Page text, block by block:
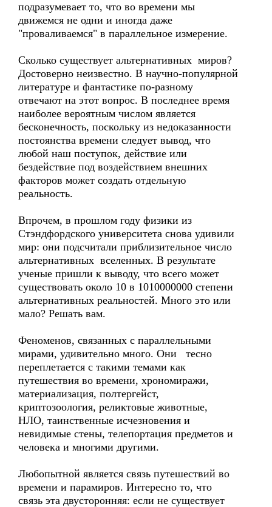
подразумевает то, что во времени мы
движемся не одни и иногда даже
"проваливаемся" в параллельное измерение.
Сколько существует альтернативных миров?
Достоверно неизвестно. В научно-популярной
литературе и фантастике по-разному
отвечают на этот вопрос. В последнее время
наиболее вероятным числом является
бесконечность, поскольку из недоказанности
постоянства времени следует вывод, что
любой наш поступок, действие или
бездействие под воздействием внешних
факторов может создать отдельную
реальность.
Впрочем, в прошлом году физики из
Стэндфордского университета снова удивили
мир: они подсчитали приблизительное число
альтернативных вселенных. В результате
ученые пришли к выводу, что всего может
существовать около 10 в 1010000000 степени
альтернативных реальностей. Много это или
мало? Решать вам.
Феноменов, связанных с параллельными
мирами, удивительно много. Они тесно
переплетается с такими темами как
путешествия во времени, хрономиражи,
материализация, полтергейст,
криптозоология, реликтовые животные,
НЛО, таинственные исчезновения и
невидимые стены, телепортация предметов и
человека и многими другими.
Любопытной является связь путешествий во
времени и парамиров. Интересно то, что
связь эта двусторонняя: если не существует